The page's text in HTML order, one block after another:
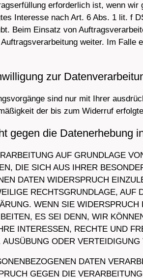
erforderlich ist, wenn
Interesse nach Art. 6 Abs. 1 lit. f
Beim Einsatz von
weiter. Im Falle
zur
sind nur mit Ihrer
der bis zum Widerruf
gegen die Datenerhebung
AUF GRUNDLAGE
DIE SICH AUS IHRER
DATEN WIDERSPRUCH
RECHTSGRUNDLAGE,
WENN SIE
ES SEI DENN, WIR
INTERESSEN, RECHTE UND
AUSÜBUNG ODER
DATEN
GEGEN DIE